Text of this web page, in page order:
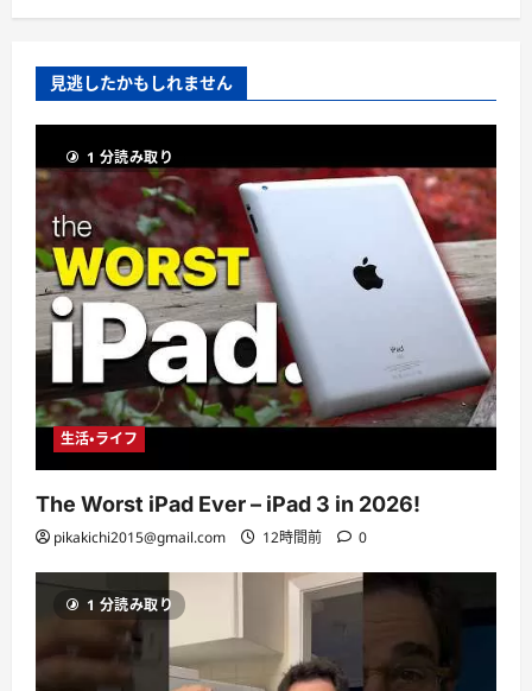
見逃したかもしれません
1 分読み取り
生活・ライフ
The Worst iPad Ever – iPad 3 in 2026!
pikakichi2015@gmail.com 12時間前 0
1 分読み取り